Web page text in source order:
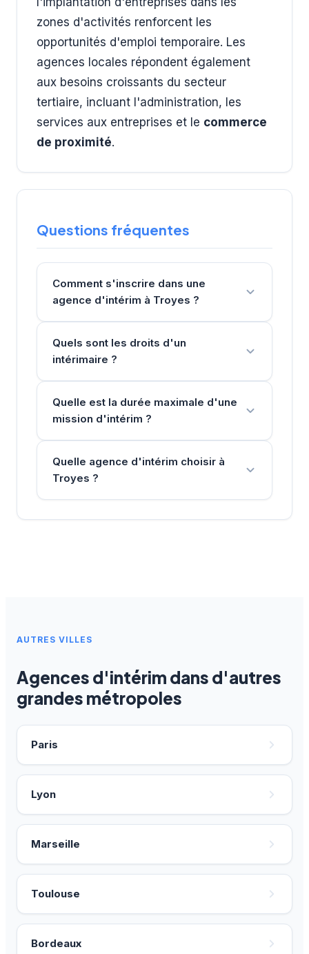
zones d'activités renforcent les
opportunités d'emploi temporaire. Les
agences locales répondent également
aux besoins croissants du secteur
tertiaire, incluant l'administration, les
services aux entreprises et le commerce
de proximité.
Questions fréquentes
Comment s'inscrire dans une
agence d'intérim à Troyes ?
Quels sont les droits d'un
intérimaire ?
Quelle est la durée maximale d'une
mission d'intérim ?
Quelle agence d'intérim choisir à
Troyes ?
AUTRES VILLES
Agences d'intérim dans d'autres
grandes métropoles
Paris
Lyon
Marseille
Toulouse
Bordeaux